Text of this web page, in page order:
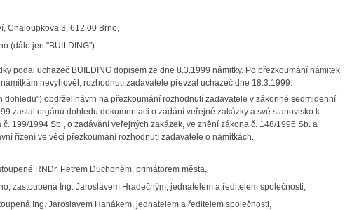
Chaloupkova 3, 612 00 Brno,
(dále jen "BUILDING").
podal uchazeč BUILDING dopisem ze dne 8.3.1999 námitky. Po přezkoumání námitek
nevyhověl, rozhodnutí zadavatele převzal uchazeč dne 18.3.1999.
obdržel návrh na přezkoumání rozhodnutí zadavatele v zákonné sedmidenní
zaslal orgánu dohledu dokumentaci o zadání veřejné zakázky a své stanovisko k
199/1994 Sb., o zadávání veřejných zakázek, ve znění zákona č. 148/1996 Sb. a
řízení ve věci přezkoumání rozhodnutí zadavatele o námitkách.
RNDr. Petrem Duchoněm, primátorem města,
zastoupená Ing. Jaroslavem Hradečným, jednatelem a ředitelem společnosti,
Ing. Jaroslavem Hanákem, jednatelem a ředitelem společnosti,